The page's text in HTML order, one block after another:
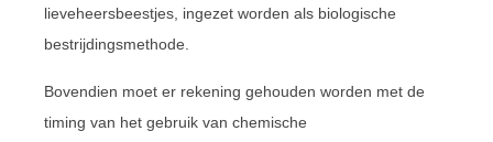
lieveheersbeestjes, ingezet worden als biologische
bestrijdingsmethode.
Bovendien moet er rekening gehouden worden met de
timing van het gebruik van chemische